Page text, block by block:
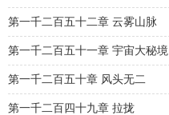
第一千二百五十二章 云雾山脉
第一千二百五十一章 宇宙大秘境
第一千二百五十章 风头无二
第一千二百四十九章 拉拢